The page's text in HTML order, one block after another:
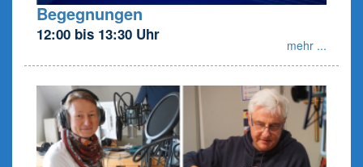
Begegnungen
12:00 bis 13:30 Uhr
mehr ...